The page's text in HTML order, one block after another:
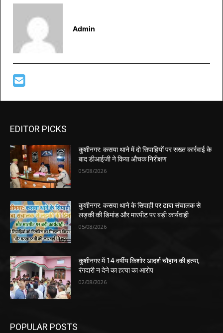
Admin
EDITOR PICKS
कुशीनगर: कसया थाने में दो सिपाहियों पर सख्त कार्रवाई के
बाद डीआईजी ने किया औचक निरीक्षण
05/08/2026
कुशीनगर: कसया थाने के सिपाही पर ढाबा संचालक से
लड़की की डिमांड और मारपीट पर बड़ी कार्यवाही
05/08/2026
कुशीनगर में 14 वर्षीय किशोर आदर्श चौहान की हत्या,
रंगदारी न देने का हत्या का आरोप
02/08/2026
POPULAR POSTS